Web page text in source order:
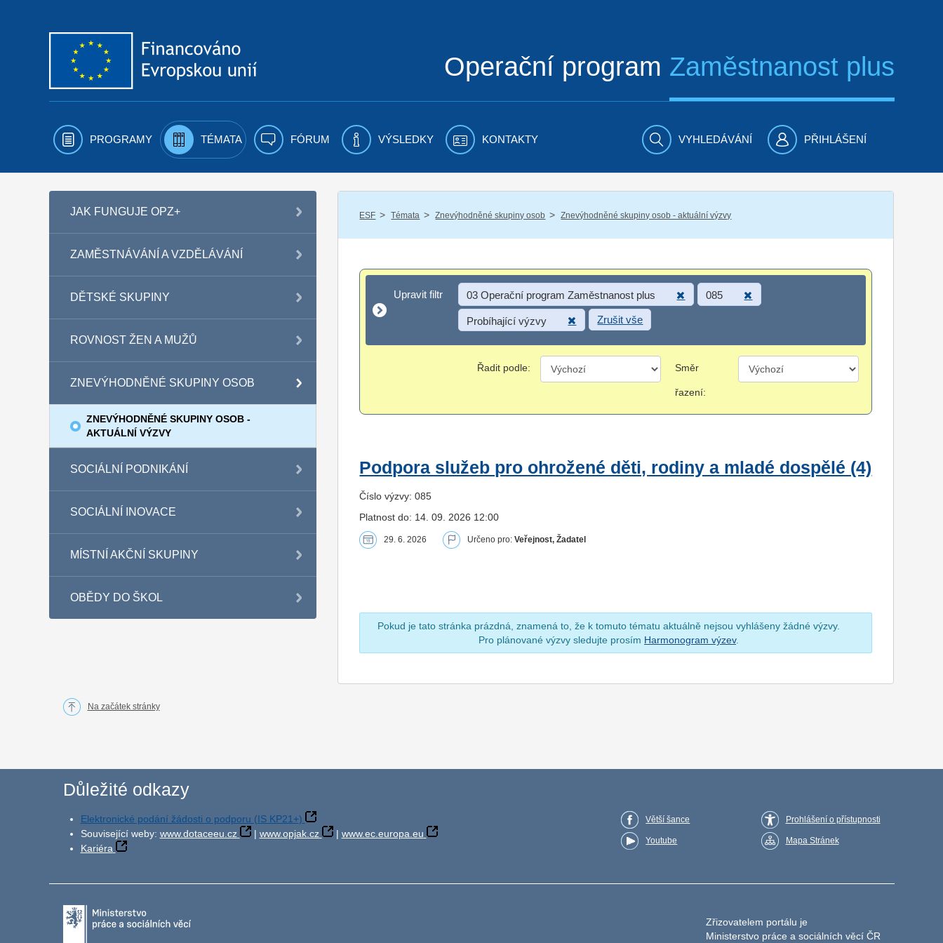
Operační program Zaměstnanost plus
PROGRAMY TÉMATA FÓRUM VÝSLEDKY KONTAKTY VYHLEDÁVÁNÍ PŘIHLÁŠENÍ
JAK FUNGUJE OPZ+
ZAMĚSTNÁVÁNÍ A VZDĚLÁVÁNÍ
DĚTSKÉ SKUPINY
ROVNOST ŽEN A MUŽŮ
ZNEVÝHODNĚNÉ SKUPINY OSOB
ZNEVÝHODNĚNÉ SKUPINY OSOB -
AKTUÁLNÍ VÝZVY
SOCIÁLNÍ PODNIKÁNÍ
SOCIÁLNÍ INOVACE
MÍSTNÍ AKČNÍ SKUPINY
OBĚDY DO ŠKOL
ESF / Témata / Znevýhodněné skupiny osob / Znevýhodněné skupiny osob - aktuální výzvy
Upravit filtr
Upravit filtr 03 Operační program Zaměstnanost plus 085
Probíhající výzvy Zrušit vše
Řadit podle: Směr
řazení:
Podpora služeb pro ohrožené děti, rodiny a mladé dospělé (4)
Číslo výzvy: 085
Platnost do: 14. 09. 2026 12:00
29. 6. 2026 Určeno pro:Veřejnost, Žadatel
Pokud je tato stránka prázdná, znamená to, že k tomuto tématu aktuálně nejsou vyhlášeny žádné výzvy.
Pro plánované výzvy sledujte prosím Harmonogram výzev.
Na začátek stránky
Důležité odkazy
Elektronické podání žádosti o podporu (IS KP21+)
Související weby: www.dotaceeu.cz | www.opjak.cz | www.ec.europa.eu
Kariéra
Větší šance
Youtube
Prohlášení o přístupnosti
Mapa Stránek
Zřizovatelem portálu je
Ministerstvo práce a sociálních věcí ČR